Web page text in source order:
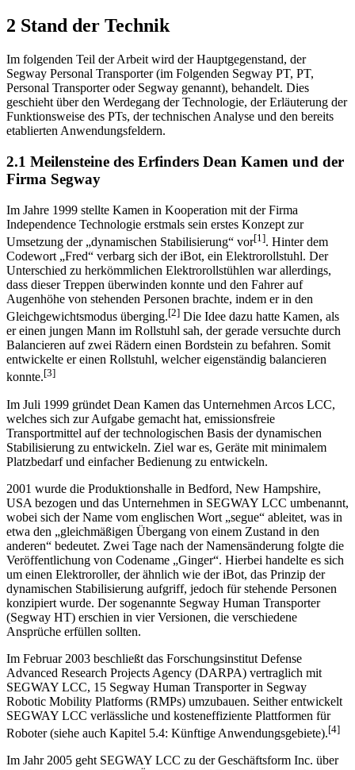
werden) und 5 % Aufträge durch Kunden vor Ort sind.
2 Stand der Technik
Im folgenden Teil der Arbeit wird der Hauptgegenstand, der
Segway Personal Transporter (im Folgenden Segway PT, PT,
Personal Transporter oder Segway genannt), behandelt. Dies
geschieht über den Werdegang der Technologie, der Erläuterung der
etablierten Anwendungsfeldern.
2.1 Meilensteine des Erfinders Dean Kamen und der
Firma Segway
Im Jahre 1999 stellte Kamen in Kooperation mit der Firma
Independence Technologie erstmals sein erstes Konzept zur
Umsetzung der „dynamischen Stabilisierung“ vor [1]. Hinter dem
Codewort „Fred“ verbarg sich der iBot, ein Elektrorollstuhl. Der
Unterschied zu herkömmlichen Elektrorollstühlen war allerdings,
dass dieser Treppen überwinden konnte und den Fahrer auf
Augenhöhe von stehenden Personen brachte, indem er in den
Gleichgewichtsmodus überging.[2]Die Idee dazu hatte Kamen, als
er einen jungen Mann im Rollstuhl sah, der gerade versuchte durch
Balancieren auf zwei Rädern einen Bordstein zu befahren. Somit
konnte. [3]
Im Juli 1999 gründet Dean Kamen das Unternehmen Arcos LCC,
welches sich zur Aufgabe gemacht hat, emissionsfreie
Transportmittel auf der technologischen Basis der dynamischen
Platzbedarf und einfacher Bedienung zu entwickeln.
2001 wurde die Produktionshalle in Bedford, New Hampshire,
USA bezogen und das Unternehmen in SEGWAY LCC umbenannt,
wobei sich der Name vom englischen Wort „segue“ ableitet, was in
etwa den „gleichmäßigen Übergang von einem Zustand in den
anderen“ bedeutet. Zwei Tage nach der Namensänderung folgte die
Veröffentlichung von Codename „Ginger“. Hierbei handelte es sich
um einen Elektroroller, der ähnlich wie der iBot, das Prinzip der
dynamischen Stabilisierung aufgriff, jedoch für stehende Personen
konzipiert wurde. Der sogenannte Segway Human Transporter
Ansprüche erfüllen sollten.
Im Februar 2003 beschließt das Forschungsinstitut Defense
Advanced Research Projects Agency (DARPA) vertraglich mit
SEGWAY LCC, 15 Segway Human Transporter in Segway
Robotic Mobility Platforms (RMPs) umzubauen. Seither entwickelt
SEGWAY LCC verlässliche und kosteneffiziente Plattformen für
Roboter (siehe auch Kapitel 5.4: Künftige Anwendungsgebiete).[4]